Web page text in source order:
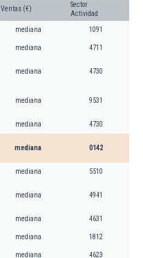
Ventas (€)
Sector
Actividad
mediana 1091
mediana 4711
mediana 4730
mediana 9531
mediana 4730
mediana 0142
mediana 5510
mediana 4941
mediana 4631
mediana 1812
mediana 4623